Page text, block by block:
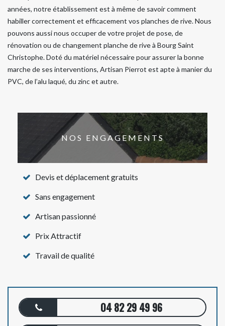
années, notre établissement est à même de savoir comment
habiller correctement et efficacement vos planches de rive. Nous
pouvons aussi nous occuper de votre projet de pose, de
rénovation ou de changement planche de rive à Bourg Saint
Christophe. Doté du matériel nécessaire pour assurer la bonne
marche de ses interventions, Artisan Pierrot est apte à manier du
PVC, de l’alu laqué, du zinc et autre.
NOS ENGAGEMENTS
Devis et déplacement gratuits
Sans engagement
Artisan passionné
Prix Attractif
Travail de qualité
04 82 29 49 96